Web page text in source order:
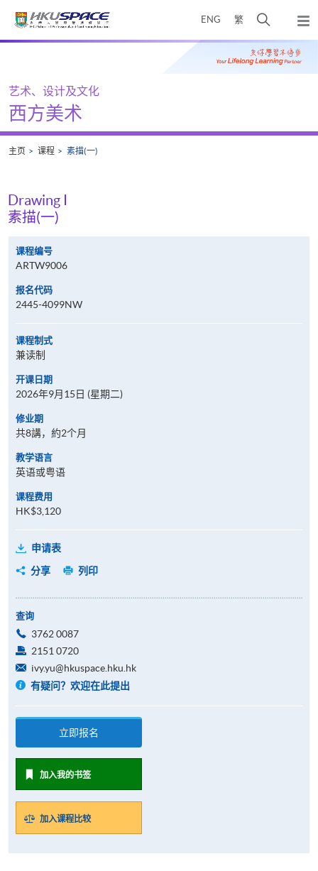
ENG 繁
开
搜
寻
弹
出
主
Main
艺术、设计及文化
西方美术
主页 课程 素描(一)
Drawing I
素描(一)
课程编号
ARTW9006
报名代码
2445-4099NW
课程制式
兼读制
开课日期
2026年9月15日 (星期二)
修业期
共8講，約2个月
教学语言
英语或粤语
课程费用
HK$3,120
申请表
分享
列印
查询
3762 0087
2151 0720
ivy.yu@hkuspace.hku.hk
有疑问？欢迎在此提出
立即报名
加入我的书签
加入课程比较